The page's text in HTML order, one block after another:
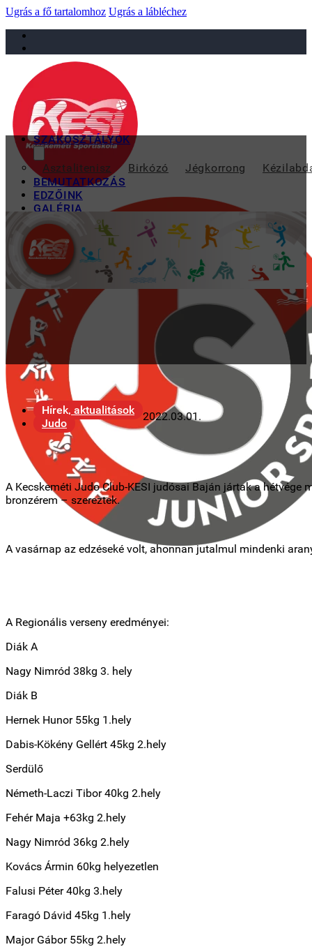
Ugrás a fő tartalomhoz Ugrás a lábléchez
sportiskola@juniorsportkft.hu
SZAKOSZTÁLYOK
Asztalitenisz Birkózó Jégkorrong
BEMUTATKOZÁS
EDZŐINK
GALÉRIA
TAO
KAPCSOLAT
Hírek, aktualitások
Judo
2022.03.01.
A Kecskeméti Judo Club-KESI judósai Baján jártak a hétvége
bronzérem – szereztek.
A vasárnap az edzéseké volt, ahonnan jutalmul mindenki
A Regionális verseny eredményei:
Diák A
Nagy Nimród 38kg 3. hely
Diák B
Hernek Hunor 55kg 1.hely
Dabis-Kökény Gellért 45kg 2.hely
Serdülő
Németh-Laczi Tibor 40kg 2.hely
Fehér Maja +63kg 2.hely
Nagy Nimród 36kg 2.hely
Kovács Ármin 60kg helyezetlen
Falusi Péter 40kg 3.hely
Faragó Dávid 45kg 1.hely
Major Gábor 55kg 2.hely